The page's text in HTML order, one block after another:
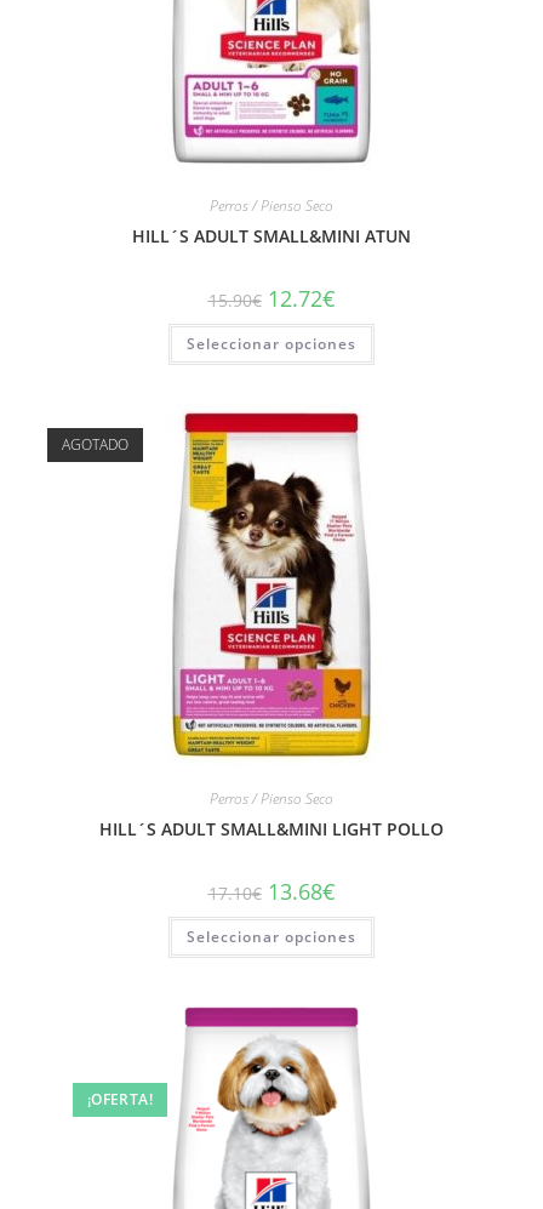
Perros / Pienso Seco
HILL´S ADULT SMALL&MINI ATUN
15.90€ 12.72€
Seleccionar opciones
AGOTADO
Perros / Pienso Seco
HILL´S ADULT SMALL&MINI LIGHT POLLO
17.10€ 13.68€
Seleccionar opciones
¡OFERTA!